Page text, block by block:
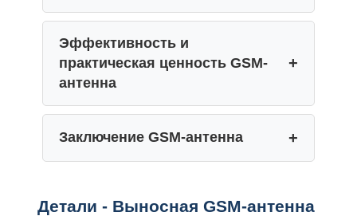
Эффективность и
практическая ценность GSM-
антенна
Заключение GSM-антенна
Детали - Выносная GSM-антенна